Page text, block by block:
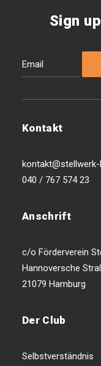
Sign
Kontakt
040 / 767 574 23
Anschrift
c/o Förderverein
Hannoversche
21079 Hamburg
Der Club
Selbstverständnis